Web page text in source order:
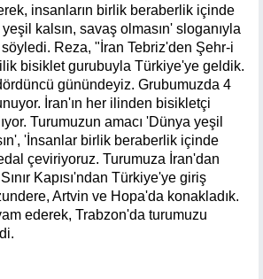
insanların birlik beraberlik içinde
kalsın, savaş olmasın' sloganıyla
Reza, "İran Tebriz'den Şehr-i
bisiklet gurubuyla Türkiye'ye geldik.
günündeyiz. Grubumuzda 4
İran'ın her ilinden bisikletçi
Turumuzun amacı 'Dünya yeşil
'İnsanlar birlik beraberlik içinde
çeviriyoruz. Turumuza İran'dan
Kapısı'ndan Türkiye'ye giriş
Artvin ve Hopa'da konakladık.
ederek, Trabzon'da turumuzu